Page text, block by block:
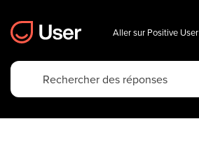
Aller sur Positive User